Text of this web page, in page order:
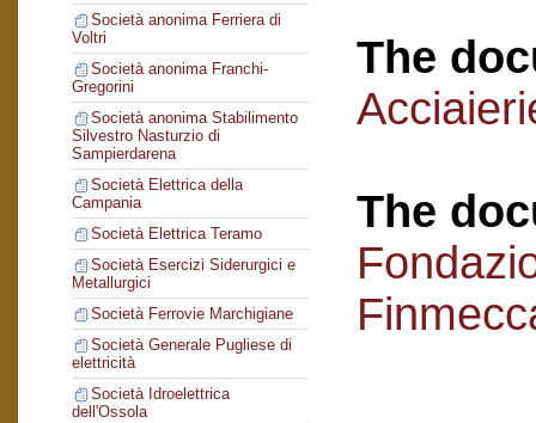
Società anonima Ferriera di
Voltri
Società anonima Franchi-
Gregorini
Società anonima Stabilimento
Silvestro Nasturzio di
Sampierdarena
Società Elettrica della
Campania
Società Elettrica Teramo
Società Esercizi Siderurgici e
Metallurgici
Società Ferrovie Marchigiane
Società Generale Pugliese di
elettricità
Società Idroelettrica
dell'Ossola
The
The